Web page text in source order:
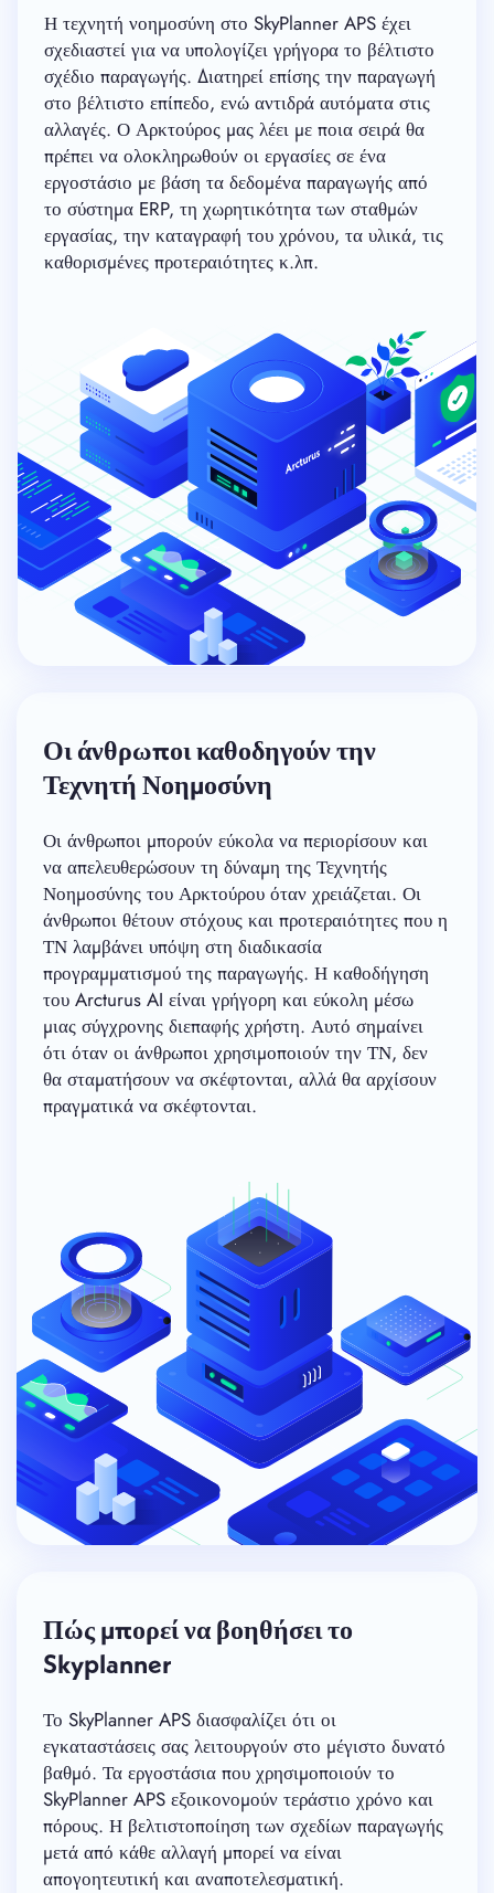
Η τεχνητή νοημοσύνη στο SkyPlanner APS έχει
σχεδιαστεί για να υπολογίζει γρήγορα το βέλτιστο
σχέδιο παραγωγής. Διατηρεί επίσης την παραγωγή
στο βέλτιστο επίπεδο, ενώ αντιδρά αυτόματα στις
αλλαγές. Ο Αρκτούρος μας λέει με ποια σειρά θα
πρέπει να ολοκληρωθούν οι εργασίες σε ένα
εργοστάσιο με βάση τα δεδομένα παραγωγής από
το σύστημα ERP, τη χωρητικότητα των σταθμών
εργασίας, την καταγραφή του χρόνου, τα υλικά, τις
καθορισμένες προτεραιότητες κ.λπ.
Οι άνθρωποι καθοδηγούν την
Τεχνητή Νοημοσύνη
Οι άνθρωποι μπορούν εύκολα να περιορίσουν και
να απελευθερώσουν τη δύναμη της Τεχνητής
Νοημοσύνης του Αρκτούρου όταν χρειάζεται. Οι
άνθρωποι θέτουν στόχους και προτεραιότητες που η
ΤΝ λαμβάνει υπόψη στη διαδικασία
προγραμματισμού της παραγωγής. Η καθοδήγηση
του Arcturus AI είναι γρήγορη και εύκολη μέσω
μιας σύγχρονης διεπαφής χρήστη. Αυτό σημαίνει
ότι όταν οι άνθρωποι χρησιμοποιούν την ΤΝ, δεν
θα σταματήσουν να σκέφτονται, αλλά θα αρχίσουν
πραγματικά να σκέφτονται.
Πώς μπορεί να βοηθήσει το
Skyplanner
Το SkyPlanner APS διασφαλίζει ότι οι
εγκαταστάσεις σας λειτουργούν στο μέγιστο δυνατό
βαθμό. Τα εργοστάσια που χρησιμοποιούν το
SkyPlanner APS εξοικονομούν τεράστιο χρόνο και
πόρους. Η βελτιστοποίηση των σχεδίων παραγωγής
μετά από κάθε αλλαγή μπορεί να είναι
απογοητευτική και αναποτελεσματική.